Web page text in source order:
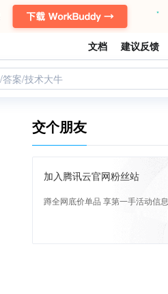
文档 建议反馈
案/技术大牛
交个朋友
加入腾讯云官网粉丝站
蹲全网底价单品 享第一手活动信息